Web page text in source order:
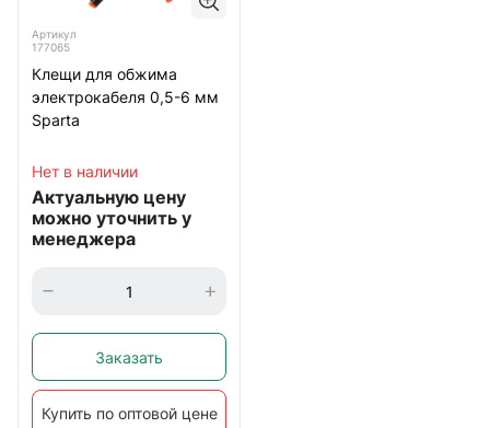
Артикул
177065
Клещи для обжима
электрокабеля 0,5-6 мм
Sparta
Нет в наличии
Актуальную цену
можно уточнить у
менеджера
Заказать
Купить по оптовой цене